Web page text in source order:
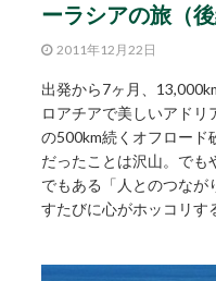
ーラシアの旅（後
2011年12月22日
出発から7ヶ月、
ロアチアで美しいアドリ
の500km続くオフロード
だったことは沢山。でも
でもある「人とのつなが
すたびに心がホッコリす